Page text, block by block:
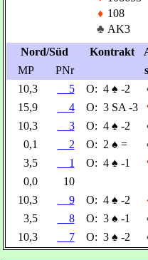
♦ 108
♣ AK3
Nord/Süd
Kontrakt
MP
PNr
10,3
5 O: 4 ♠ -2
15,9
4 O: 3 SA -3
10,3
3 O: 4 ♠ -2
0,1
2 O: 2 ♠ =
3,5
1 O: 4 ♠ -1
0,0
10
10,3
9 O: 4 ♠ -2
3,5
8 O: 3 ♠ -1
10,3
7 O: 3 ♠ -2